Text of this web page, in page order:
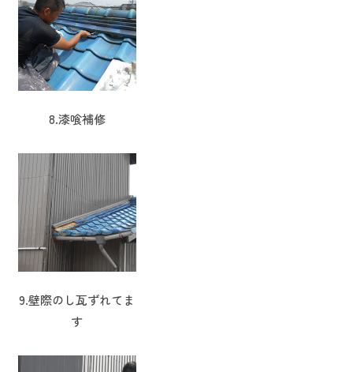
8.漆喰補修
9.壁際のし瓦ずれてま
す